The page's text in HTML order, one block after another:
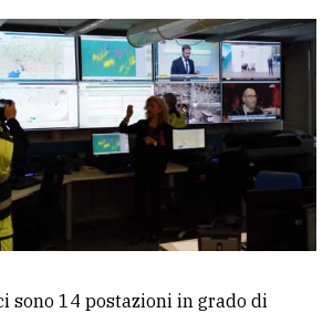
sono 14 postazioni in grado di